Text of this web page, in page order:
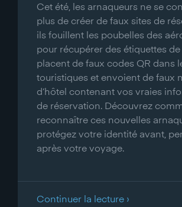
Cet été, les arnaqueurs ne se
plus de créer de faux sites de
ils fouillent les poubelles des
pour récupérer des étiquettes
placent de faux codes QR dans
touristiques et envoient de faux
d’hôtel contenant vos vraies
de réservation. Découvrez
reconnaître ces nouvelles
protégez votre identité avant,
après votre voyage.
Continuer la lecture ›